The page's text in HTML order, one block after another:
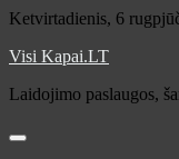
Skip
content
Ketvirtadienis, 6
Visi Kapai.LT
Laidojimo paslaugos,